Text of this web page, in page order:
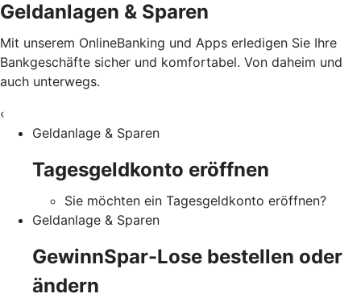
Geldanlagen & Sparen
Mit unserem OnlineBanking und Apps erledigen Sie Ihre
Bankgeschäfte sicher und komfortabel. Von daheim und
auch unterwegs.
‹
Geldanlage & Sparen
Tagesgeldkonto eröffnen
Sie möchten ein Tagesgeldkonto eröffnen?
Geldanlage & Sparen
GewinnSpar-Lose bestellen oder
ändern